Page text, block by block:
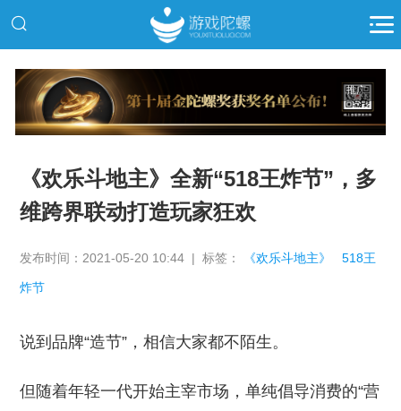
推广
《欢乐斗地主》全新“518王炸节”，多
维跨界联动打造玩家狂欢
发布时间：2021-05-20 10:44 | 标签： 《欢乐斗地主》 518王
炸节
说到品牌“造节”，相信大家都不陌生。
但随着年轻一代开始主宰市场，单纯倡导消费的“营